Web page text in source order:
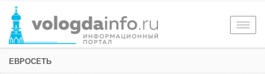
ЕВРОСЕТЬ